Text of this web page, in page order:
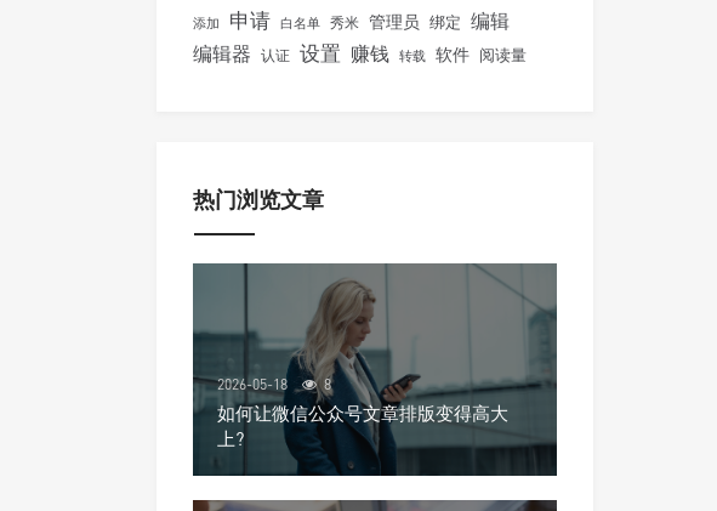
添加 申请 白名单 秀米 管理员 绑定 编辑
编辑器
认证 设置 赚钱 转载 软件 阅读量
热门浏览文章
2026-05-18 8
如何让微信公众号文章排版变得高大
上?